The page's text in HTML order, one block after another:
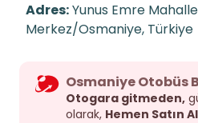
Adres:Yunus Emre
Merkez/Osmaniye, Türkiye
Osmaniye Otobüs
Otogara gitmeden,
olarak, Hemen Satın